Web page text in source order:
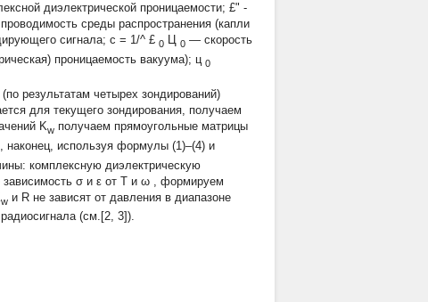
диэлектрической проницаемости; £" -
среды распространения (капли
сигнала; c = 1/^ £ 0 Ц 0 — скорость
проницаемость вакуума); ц 0
результатам четырех зондирований)
для текущего зондирования, получаем
Kw получаем прямоугольные матрицы
наконец, используя формулы (1)–(4) и
комплексную диэлектрическую
σ и ε от T и ω
, формируем
w и R не зависят от давления в диапазоне
(см.[2, 3]).